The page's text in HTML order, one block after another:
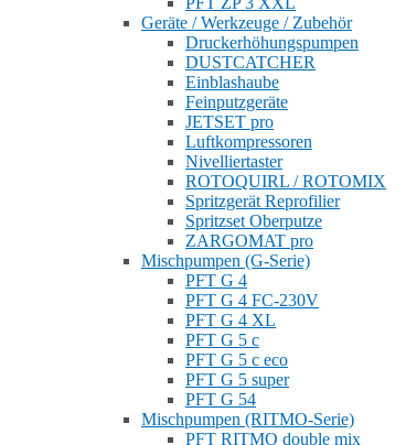
Geräte / Werkzeuge / Zubehör
Druckerhöhungspumpen
DUSTCATCHER
Einblashaube
Feinputzgeräte
JETSET pro
Luftkompressoren
Nivelliertaster
ROTOQUIRL / ROTOMIX
Spritzgerät Reprofilier
Spritzset Oberputze
ZARGOMAT pro
Mischpumpen (G-Serie)
PFT G 4
PFT G 4 FC-230V
PFT G 4 XL
PFT G 5 c
PFT G 5 c eco
PFT G 5 super
PFT G 54
Mischpumpen (RITMO-Serie)
PFT RITMO double mix